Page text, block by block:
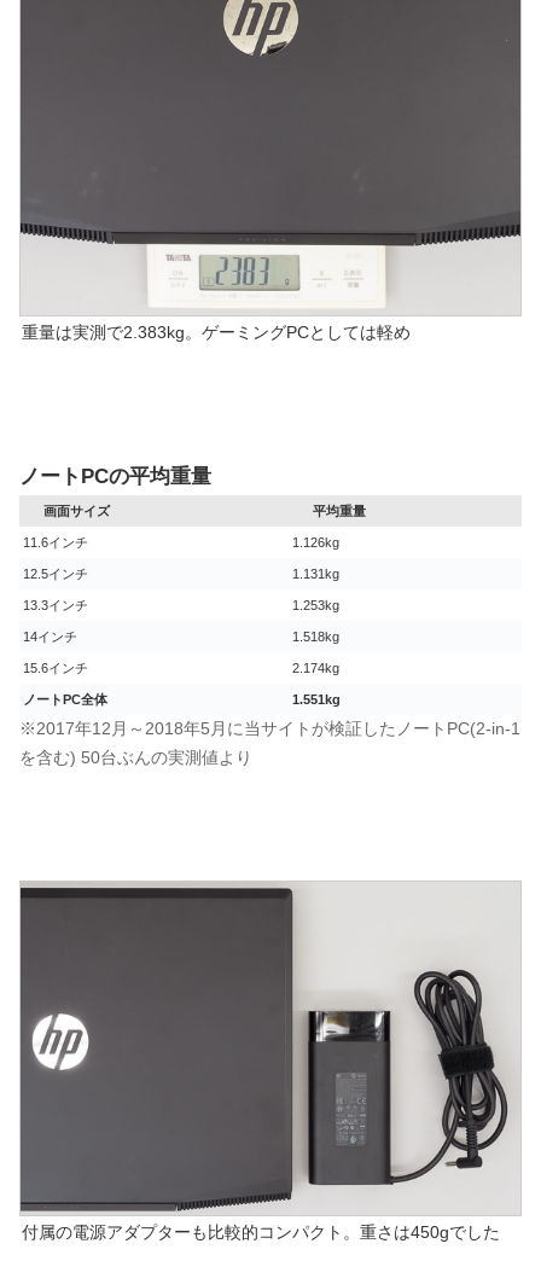
重量は実測で2.383kg。ゲーミングPCとしては軽め
ノートPCの平均重量
画面サイズ 平均重量
11.6インチ 1.126kg
12.5インチ 1.131kg
13.3インチ 1.253kg
14インチ 1.518kg
15.6インチ 2.174kg
ノートPC全体 1.551kg
※2017年12月～2018年5月に当サイトが検証したノートPC(2-in-1
を含む) 50台ぶんの実測値より
付属の電源アダプターも比較的コンパクト。重さは450gでした